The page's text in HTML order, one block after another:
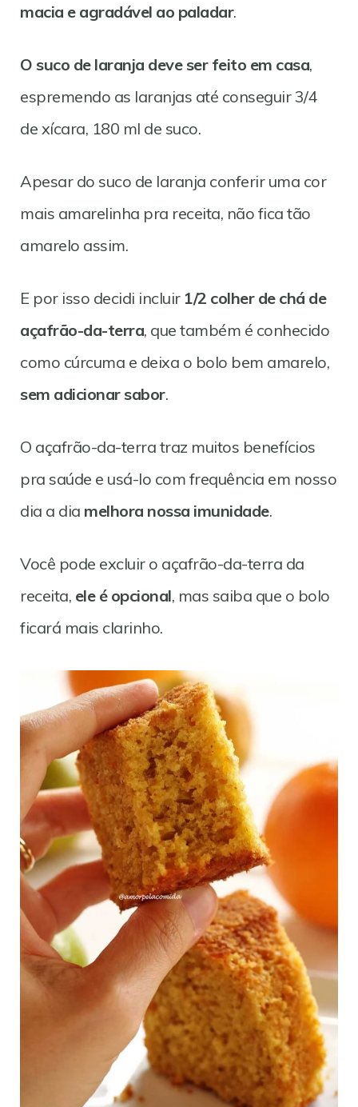
macia e agradável ao paladar.
O suco de laranja deve ser feito em casa,
espremendo as laranjas até conseguir 3/4
de xícara, 180 ml de suco.
Apesar do suco de laranja conferir uma cor
mais amarelinha pra receita, não fica tão
amarelo assim.
E por isso decidi incluir 1/2 colher de chá de
açafrão-da-terra, que também é conhecido
como cúrcuma e deixa o bolo bem amarelo,
sem adicionar sabor.
O açafrão-da-terra traz muitos benefícios
pra saúde e usá-lo com frequência em nosso
dia a dia melhora nossa imunidade.
Você pode excluir o açafrão-da-terra da
receita, ele é opcional, mas saiba que o bolo
ficará mais clarinho.